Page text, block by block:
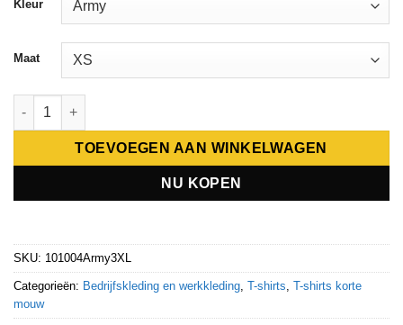
Kleur
Maat
Tricorp T-Shirt Fitted 101004 aantal
TOEVOEGEN AAN WINKELWAGEN
NU KOPEN
SKU: 101004Army3XL
Categorieën: Bedrijfskleding en werkkleding, T-shirts, T-shirts korte
mouw